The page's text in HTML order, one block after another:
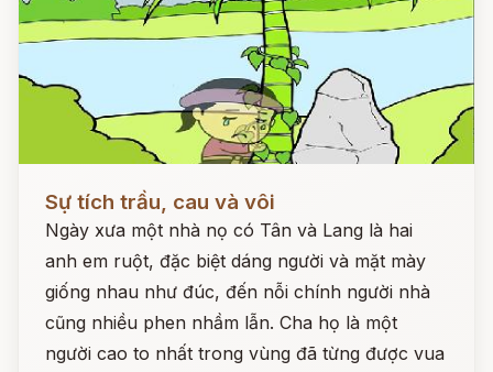
Sự tích trầu, cau và vôi
Ngày xưa một nhà nọ có Tân và Lang là hai
anh em ruột, đặc biệt dáng người và mặt mày
giống nhau như đúc, đến nỗi chính người nhà
cũng nhiều phen nhầm lẫn. Cha họ là một
người cao to nhất trong vùng đã từng được vua